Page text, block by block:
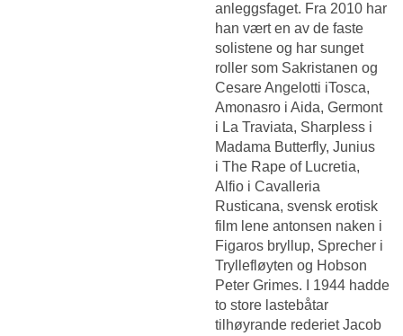
anleggsfaget. Fra 2010 har
han vært en av de faste
solistene og har sunget
roller som Sakristanen og
Cesare Angelotti iTosca,
Amonasro i Aida, Germont
i La Traviata, Sharpless i
Madama Butterfly, Junius
i The Rape of Lucretia,
Alfio i Cavalleria
Rusticana, svensk erotisk
film lene antonsen naken i
Figaros bryllup, Sprecher i
Tryllefløyten og Hobson
Peter Grimes. I 1944 hadde
to store lastebåtar
tilhøyrande rederiet Jacob